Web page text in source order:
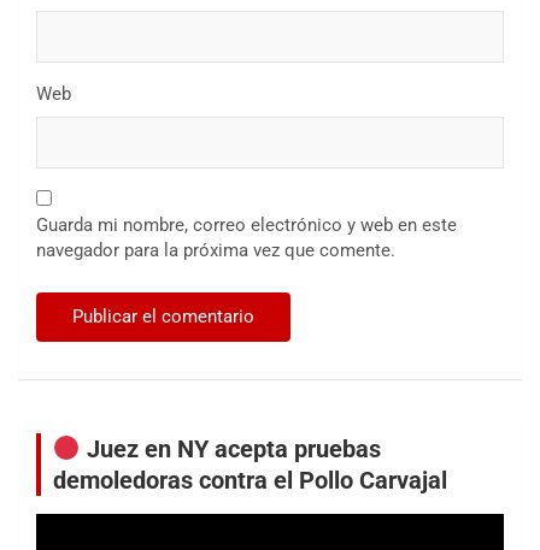
Web
Guarda mi nombre, correo electrónico y web en este
navegador para la próxima vez que comente.
Juez en NY acepta pruebas
demoledoras contra el Pollo Carvajal